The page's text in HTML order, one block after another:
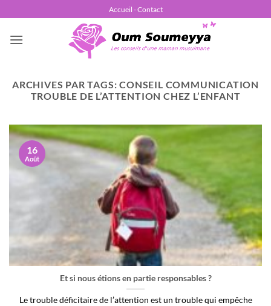
au
contenu
Accueil - Contact
ARCHIVES PAR TAGS:CONSEIL COMMUNICATION
TROUBLE DE L’ATTENTION CHEZ L’ENFANT
Et si nous étions en partie responsables ?
Le trouble déficitaire de l’attention est un trouble qui empêche
16
Août